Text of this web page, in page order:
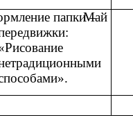
папки –Май